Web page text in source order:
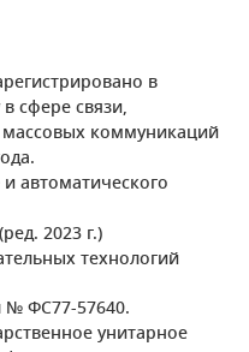
в
сфере связи,
коммуникаций
автоматического
2023 г.)
технологий
№ ФС77-57640.
унитарное